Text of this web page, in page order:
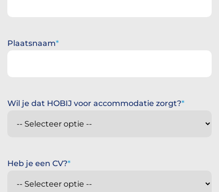
Plaatsnaam
Wil je dat HOBIJ voor accommodatie zorgt?
Heb je een CV?